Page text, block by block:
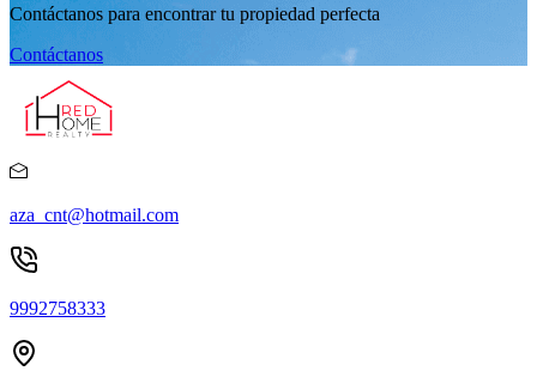
Contáctanos para encontrar tu propiedad perfecta
Contáctanos
aza_cnt@hotmail.com
9992758333